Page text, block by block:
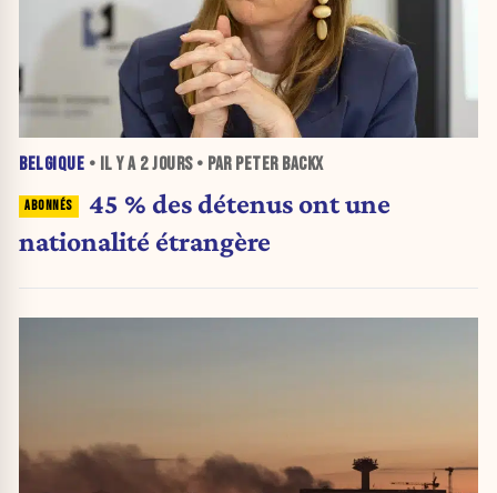
BELGIQUE • IL Y A 2 JOURS• PAR PETER BACKX
45 % des détenus ont une
nationalité étrangère